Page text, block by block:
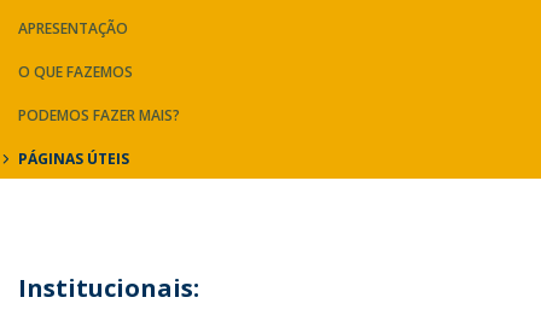
APRESENTAÇÃO
O QUE FAZEMOS
PODEMOS FAZER MAIS?
PÁGINAS ÚTEIS
Institucionais: